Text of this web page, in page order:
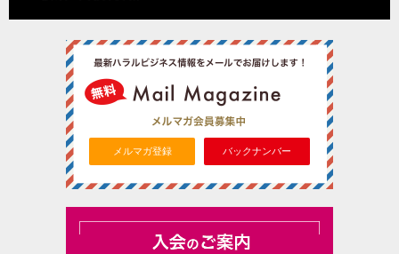
メルマガ登録 バックナンバー